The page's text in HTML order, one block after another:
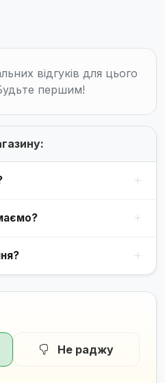
відгуків для цього
першим!
Не раджу